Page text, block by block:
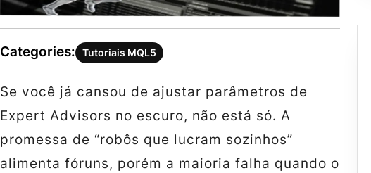
Categories: Tutoriais MQL5
Se você já cansou de ajustar parâmetros de
Expert Advisors no escuro, não está só. A
promessa de “robôs que lucram sozinhos”
alimenta fóruns, porém a maioria falha quando o